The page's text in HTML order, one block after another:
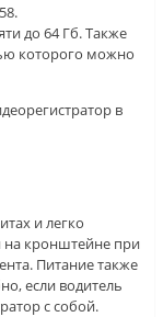
до 64 Гб. Также
которого можно
в
и легко
на кронштейне при
Питание также
если водитель
с собой.